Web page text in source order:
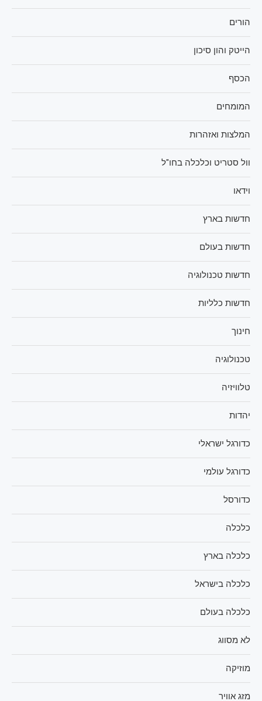
הורים
הייטק והון סיכון
הכסף
המומחים
המלצות ואזהרות
וול סטריט וכלכלה בחו"ל
וידאו
חדשות בארץ
חדשות בעולם
חדשות טכנולוגיה
חדשות כלליות
חינוך
טכנולוגיה
טלוויזיה
יהדות
כדורגל ישראלי
כדורגל עולמי
כדורסל
כלכלה
כלכלה בארץ
כלכלה בישראל
כלכלה בעולם
לא מסווג
מוזיקה
מזג אוויר